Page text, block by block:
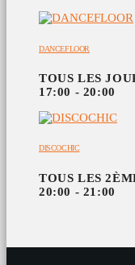
DANCEFLOOR
TOUS LES
17:00 - 20:00
DISCOCHIC
TOUS LES
20:00 - 21:00